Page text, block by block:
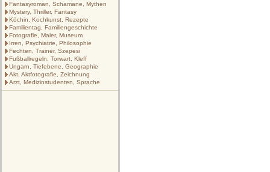
Fantasyroman, Schamane, Mythen
Mystery, Thriller, Fantasy
Köchin, Kochkunst, Rezepte
Familientag, Familiengeschichte
Fotografie, Maler, Museum
Irren, Psychiatrie, Philosophie
Fechten, Trainer, Szepesi
Fußballregeln, Torwart, Kleff
Ungarn, Tiefebene, Geographie
Akt, Aktfotografie, Zeichnung
Arzt, Medizinstudenten, Sprache